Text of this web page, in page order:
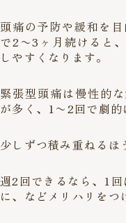
頭痛の予防や緩和を
で2〜3ヶ月続けると
しやすくなります。
緊張型頭痛は慢性的
が多く、1〜2回で劇的
少しずつ積み重ねるほ
週2回できるなら、1
に、などメリハリをつ